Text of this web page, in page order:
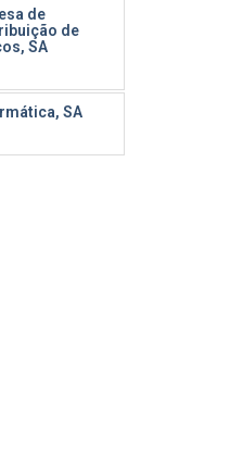
de
de
SA
SA